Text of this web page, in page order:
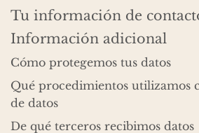
Tu información de
Información adicional
Cómo protegemos tus datos
Qué procedimientos utilizamos
de datos
De qué terceros recibimos datos